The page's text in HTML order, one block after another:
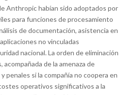
Anthropic habían sido adoptados por
para funciones de procesamiento
de documentación, asistencia en
no vinculadas
nacional. La orden de eliminación
acompañada de la amenaza de
penales si la compañía no coopera en
operativos significativos a la